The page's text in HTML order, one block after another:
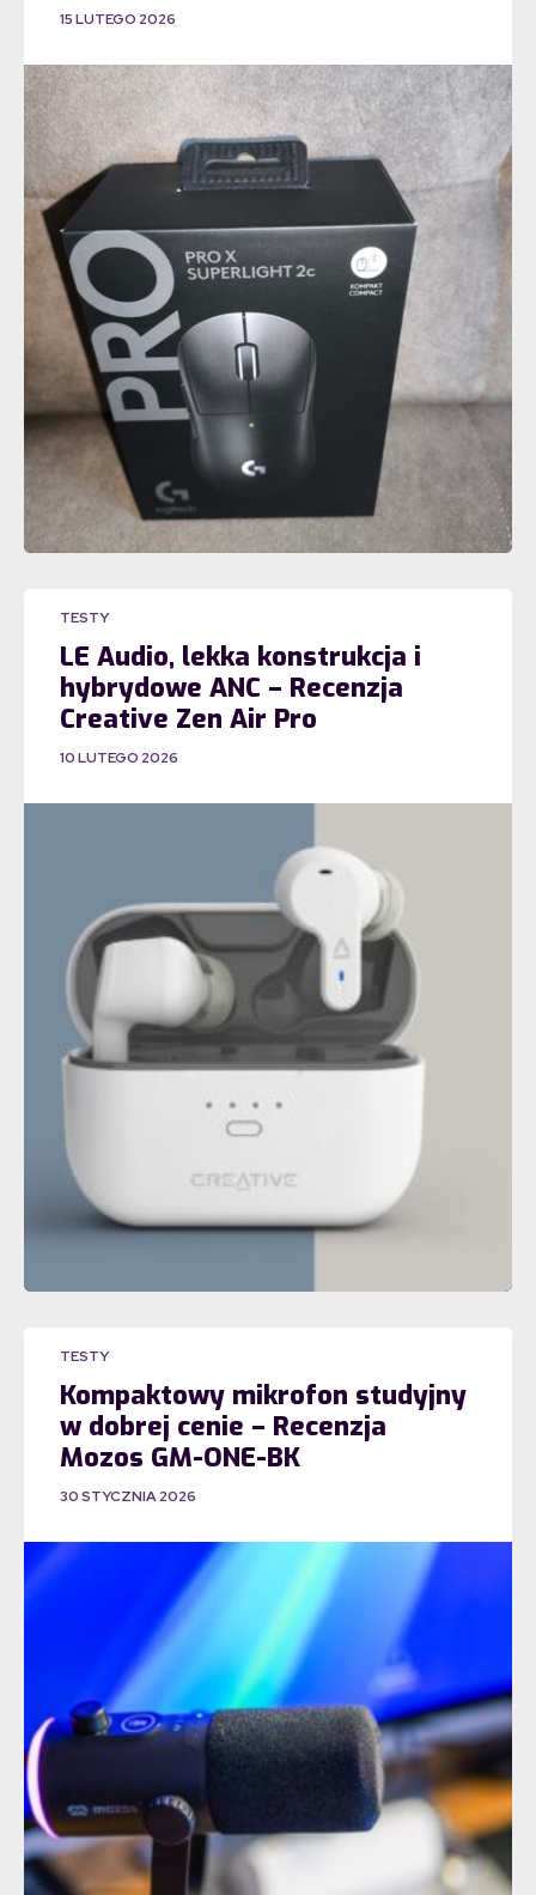
15 LUTEGO 2026
TESTY
LE Audio, lekka konstrukcja i
hybrydowe ANC – Recenzja
Creative Zen Air Pro
10 LUTEGO 2026
TESTY
Kompaktowy mikrofon studyjny
w dobrej cenie – Recenzja
Mozos GM-ONE-BK
30 STYCZNIA 2026